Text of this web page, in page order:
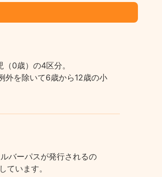
0歳）の4区分。
外を除いて6歳から12歳の小
バーパスが発行されるの
ています。